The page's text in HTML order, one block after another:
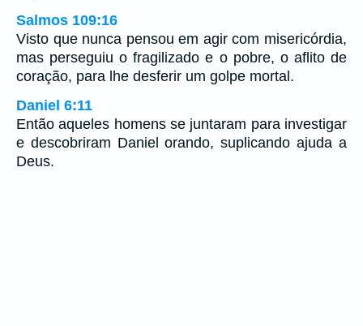
Salmos 109:16
Visto que nunca pensou em agir com misericórdia,
mas perseguiu o fragilizado e o pobre, o aflito de
coração, para lhe desferir um golpe mortal.
Daniel 6:11
Então aqueles homens se juntaram para investigar
e descobriram Daniel orando, suplicando ajuda a
Deus.